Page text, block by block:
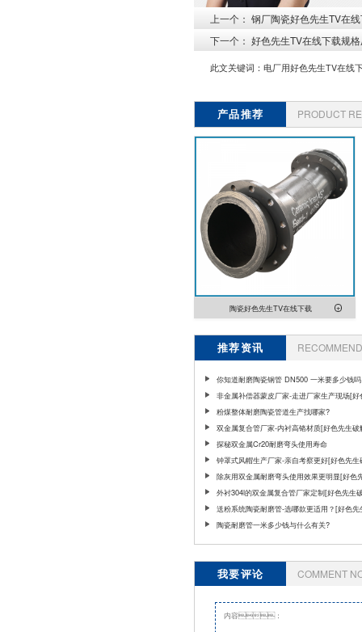
上一个： 钢厂陶瓷好色先生TV在
下一个： 好色先生TV在线下载规
此文关键词： 电厂用好色先生TV在线
产品推荐 PRODUCT
陶瓷好色先生TV在线下载
推荐资讯
你知道耐磨陶瓷钢管 DN500 一米要多少钱吗
非金属补偿器蒙皮厂家-走进厂家生产现场[好
破解版]
粉煤整体耐磨陶瓷管道生产找哪家?
双金属复合管厂家-内衬高铬材质[好色先生破
探秘双金属Cr20耐磨弯头使用寿命
钟罩式风帽生产厂家-亲自考察更好[好色先生
版]
除灰用双金属耐磨弯头使用效果更明显[好色
解版]
外衬304l的双金属复合管厂家定制[好色先生
送粉系统陶瓷耐磨管-选哪款更适用？[好色
版]
陶瓷耐磨管一米多少钱与什么有关?
我要评论 COMMENT